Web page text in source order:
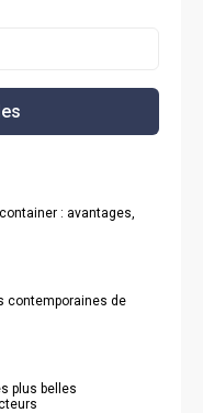
: avantages,
contemporaines de
plus belles